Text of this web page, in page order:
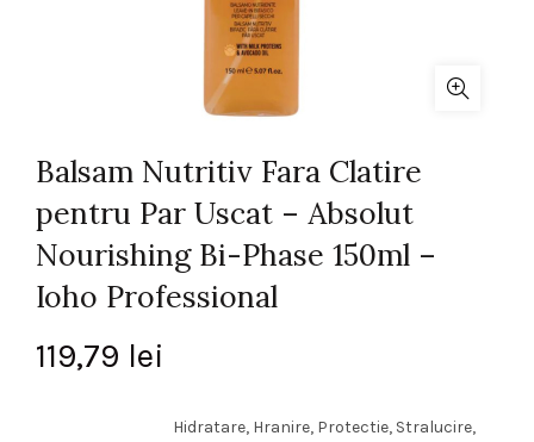
Balsam Nutritiv Fara Clatire
pentru Par Uscat – Absolut
Nourishing Bi-Phase 150ml –
Ioho Professional
119,79 lei
Hidratare, Hranire, Protectie, Stralucire,